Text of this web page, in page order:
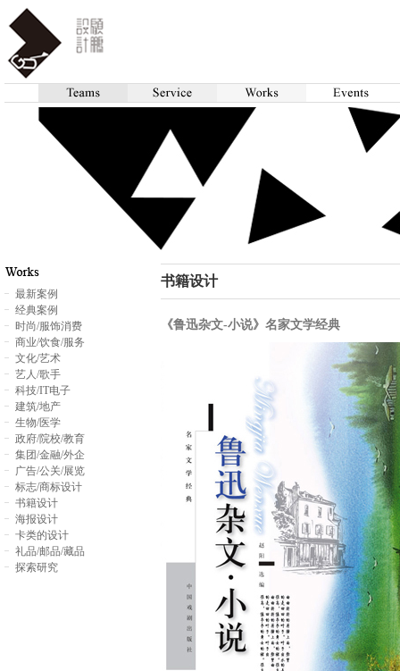
最新案例
经典案例
时尚/服饰消费
商业/饮食/服务
文化/艺术
艺人/歌手
科技/IT电子
建筑/地产
生物/医学
政府/院校/教育
集团/金融/外企
广告/公关/展览
标志/商标设计
书籍设计
海报设计
卡类的设计
礼品/邮品/藏品
探索研究
书籍设计
《鲁迅杂文-小说》名家文学经典